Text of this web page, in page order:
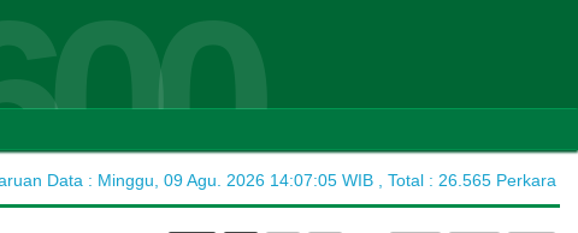
Data : Minggu, 09 Agu. 2026 14:07:05 WIB , Total : 26.565 Perkara